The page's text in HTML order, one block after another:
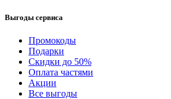
Выгоды сервиса
Промокоды
Подарки
Скидки до 50%
Оплата частями
Акции
Все выгоды